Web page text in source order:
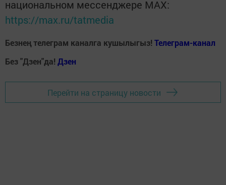
национальном мессенджере MАХ:
https://max.ru/tatmedia
Безнең телеграм каналга кушылыгыз! Телеграм-канал
Без "Дзен"да! Дзен
Перейти на страницу новости